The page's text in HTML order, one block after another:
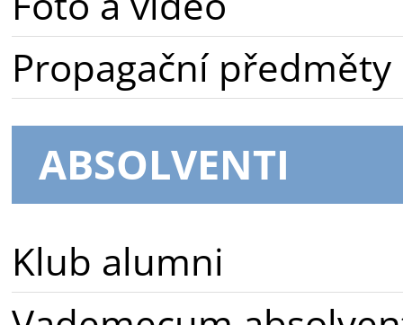
Propagační předměty
ABSOLVENTI
Klub alumni